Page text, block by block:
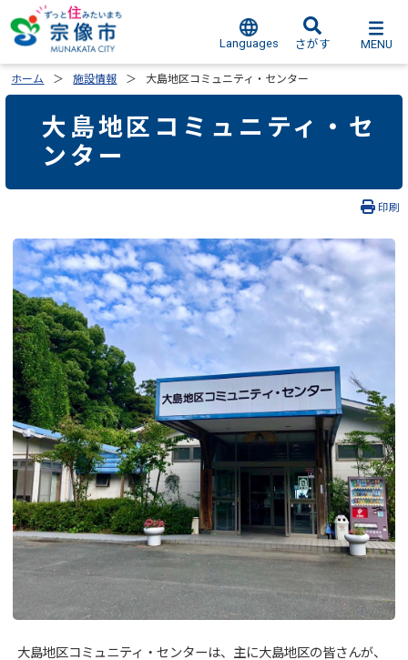
Languages さがす MENU
ホーム 施設情報 大島地区コミュニティ・センター
大島地区コミュニティ・セ
ンター
印刷
大島地区コミュニティ・センターは、主に大島地区の皆さんが、